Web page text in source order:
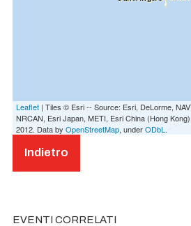
Leaflet | Tiles © Esri -- Source: Esri, DeLorme,
NRCAN, Esri Japan, METI, Esri China (Hong
2012. Data by OpenStreetMap, underODbL .
Indietro
EVENTI CORRELATI